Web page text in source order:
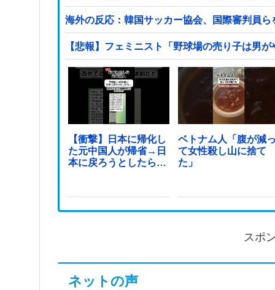
海外の反応：韓国サッカー協会、国際審判員ら
【悲報】フェミニスト「野球場の売り子は男
【衝撃】日本に帰化し
た元中国人が帰省→日
本に戻ろうとしたら…
ベトナム人「腹が減
て女性殺し山に捨て
た」
スポ
ネットの声